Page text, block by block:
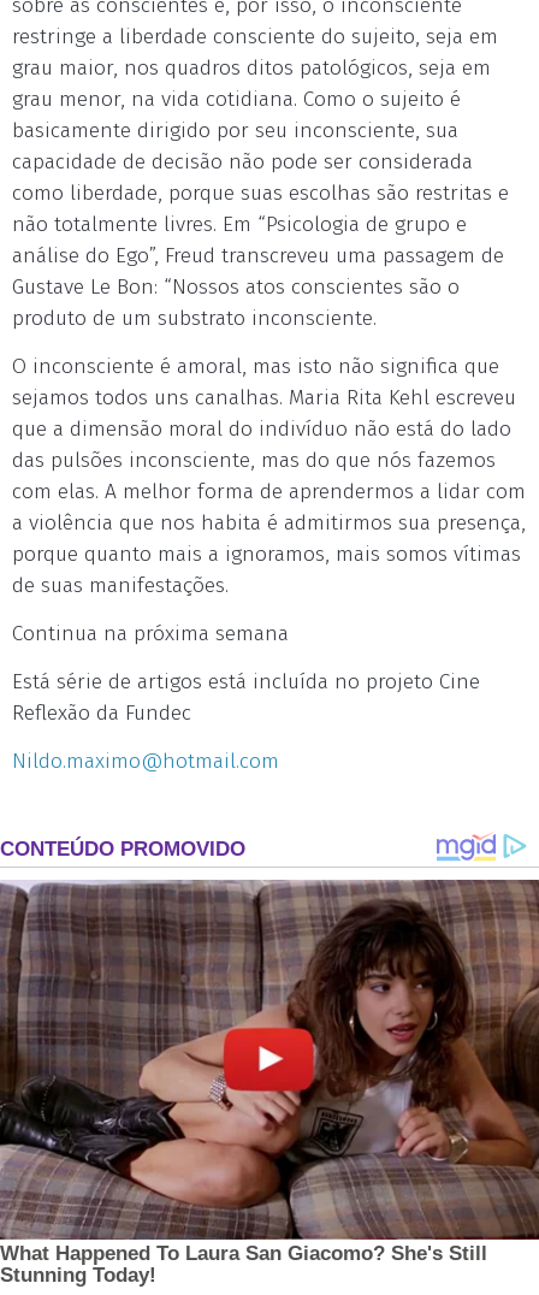
sobre as conscientes e, por isso, o inconsciente
restringe a liberdade consciente do sujeito, seja em
grau maior, nos quadros ditos patológicos, seja em
grau menor, na vida cotidiana. Como o sujeito é
basicamente dirigido por seu inconsciente, sua
capacidade de decisão não pode ser considerada
como liberdade, porque suas escolhas são restritas e
não totalmente livres. Em “Psicologia de grupo e
análise do Ego”, Freud transcreveu uma passagem de
Gustave Le Bon: “Nossos atos conscientes são o
produto de um substrato inconsciente.
O inconsciente é amoral, mas isto não significa que
sejamos todos uns canalhas. Maria Rita Kehl escreveu
que a dimensão moral do indivíduo não está do lado
das pulsões inconsciente, mas do que nós fazemos
com elas. A melhor forma de aprendermos a lidar com
a violência que nos habita é admitirmos sua presença,
porque quanto mais a ignoramos, mais somos vítimas
de suas manifestações.
Continua na próxima semana
Está série de artigos está incluída no projeto Cine
Reflexão da Fundec
Nildo.maximo@hotmail.com